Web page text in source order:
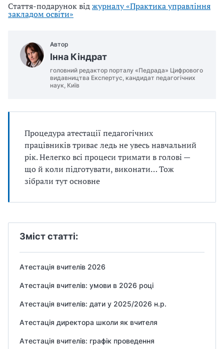
Стаття-подарунок віджурналу «Практика управління
закладом освіти»
Автор
Інна Кіндрат
головний редактор порталу «Педрада» Цифрового
видавництва Експертус, кандидат педагогічних
наук, Київ
Процедура атестації педагогічних
працівників триває ледь не увесь навчальний
рік. Нелегко всі процеси тримати в голові —
що й коли підготувати, виконати… Тож
зібрали тут основне
Зміст статті:
Атестація вчителів 2026
Атестація вчителів: умови в 2026 році
Атестація вчителів: дати у 2025/2026 н.р.
Атестація директора школи як вчителя
Атестація вчителів: графік проведення